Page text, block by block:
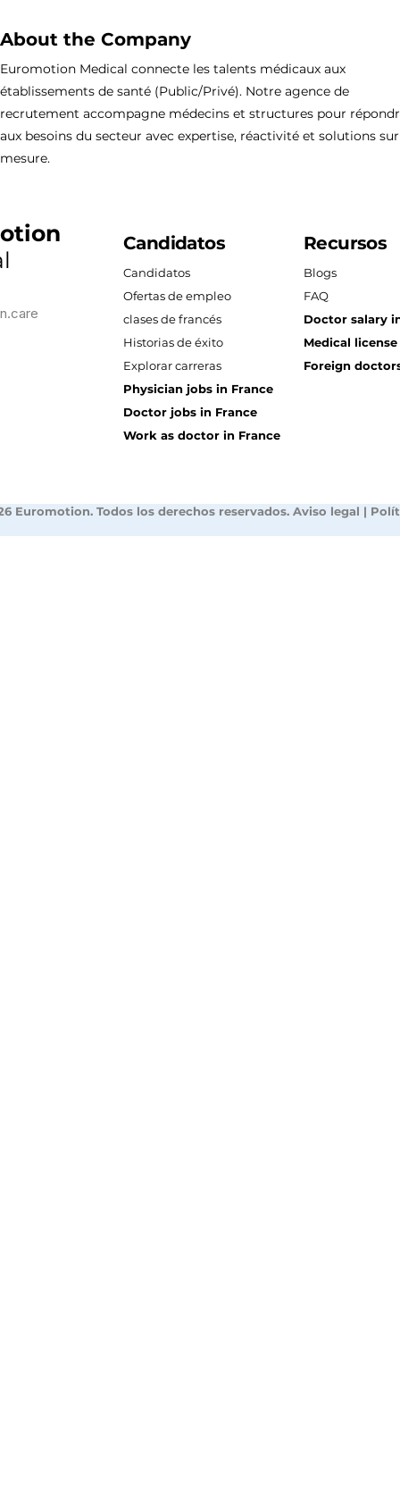
About the Company
Euromotion Medical connecte les talents médicaux aux
établissements de santé (Public/Privé). Notre agence de
recrutement accompagne médecins et structures pour
aux besoins du secteur avec expertise, réactivité et solutions sur
mesure.
Candidatos
Candidatos
Ofertas de empleo
clases de francés
Historias de éxito
Explorar carreras
Physician jobs in France
Doctor jobs in France
Work as doctor in France
Recursos
Blogs
FAQ
Doctor salary
Medical
Foreign
Euromotion. Todos los derechos reservados. Aviso legal |